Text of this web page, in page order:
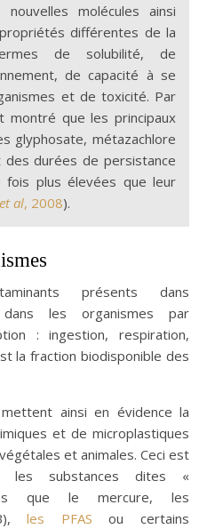
molécules ainsi
différentes de la
de solubilité, de
de capacité à se
et de toxicité. Par
montré que les principaux
glyphosate, métazachlore
durées de persistance
plus élevées que leur
et al, 2008).
présents dans
dans les organismes par
: ingestion, respiration,
la fraction biodisponible des
ainsi en évidence la
et de microplastiques
et animales. Ceci est
les substances dites «
que le mercure, les
les PFAS ou certains